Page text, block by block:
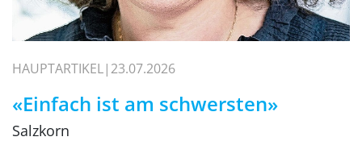
HAUPTARTIKEL 23.07.2026
«Einfach ist am schwersten»
Salzkorn